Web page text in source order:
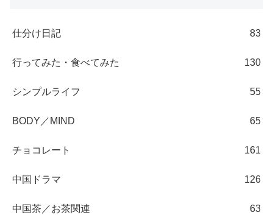
仕分け日記 83
行ってみた・食べてみた 130
シンプルライフ 55
BODY／MIND 65
チョコレート 161
中国ドラマ 126
中国茶／お茶関連 63